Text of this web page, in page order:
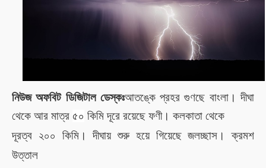
নিউজ অফবিট ডিজিটাল ডেস্কঃআতঙ্কে প্রহর গুণছে বাংলা। দীঘা
থেকে আর মাত্র ৫০ কিমি দূরে রয়েছে ফণী। কলকাতা থেকে
দূরত্ব ২০০ কিমি। দীঘায় শুরু হয়ে গিয়েছেজলচ্ছাস । ক্রমশ
উত্তাল